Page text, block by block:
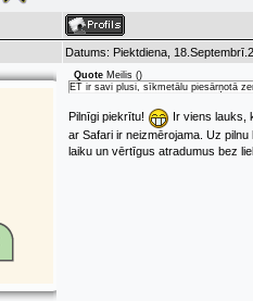
Datums: Piektdiena,
Quote Meilis ()
ET ir savi plusi, sīkmetālu piesārņotā
Pilnīgi piekrītu!
Ir viens lauks,
ar Safari ir neizmērojama. Uz
laiku un vērtīgus atradumus bez